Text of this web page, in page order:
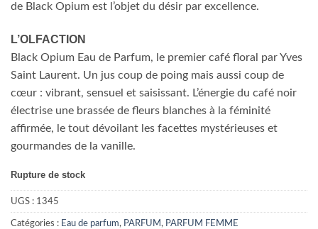
de Black Opium est l’objet du désir par excellence.
L’OLFACTION
Black Opium Eau de Parfum, le premier café floral par Yves
Saint Laurent. Un jus coup de poing mais aussi coup de
cœur : vibrant, sensuel et saisissant. L’énergie du café noir
électrise une brassée de fleurs blanches à la féminité
affirmée, le tout dévoilant les facettes mystérieuses et
gourmandes de la vanille.
Rupture de stock
UGS : 1345
Catégories : Eau de parfum, PARFUM , PARFUM FEMME